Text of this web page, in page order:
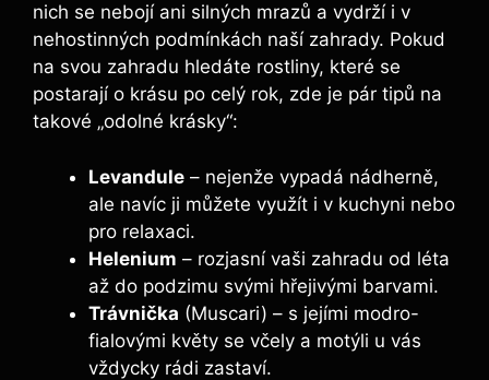
nich se nebojí ani silných mrazů a vydrží i v
nehostinných podmínkách naší zahrady. Pokud
na svou zahradu hledáte rostliny, které se
postarají o krásu po celý rok, zde je pár tipů na
takové „odolné krásky“:
Levandule – nejenže vypadá nádherně,
ale navíc ji můžete využít i v kuchyni nebo
pro relaxaci.
Helenium – rozjasní vaši zahradu od léta
až do podzimu svými hřejivými barvami.
Trávnička (Muscari) – s jejími modro-
fialovými květy se včely a motýli u vás
vždycky rádi zastaví.